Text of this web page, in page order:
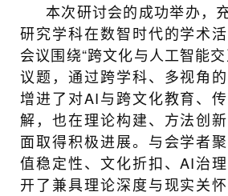
本次研讨会的成功举办，
研究学科在数智时代的学术活
会议围绕“跨文化与人工智能
议题，通过跨学科、多视角
增进了对AI与跨文化教育、
解，也在理论构建、方法创
面取得积极进展。与会学者
值稳定性、文化折扣、AI治
开了兼具理论深度与现实关